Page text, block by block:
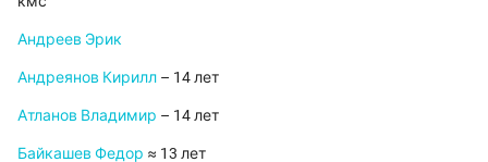
Андреев Эрик
Андреянов Кирилл – 14 лет
Атланов Владимир – 14 лет
Байкашев Федор ≈ 13 лет